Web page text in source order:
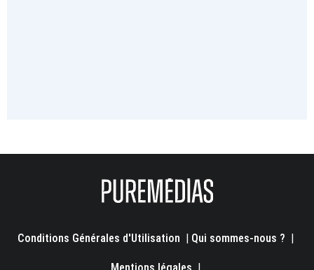
Conditions Générales d'Utilisation | Qui sommes-nous ? |